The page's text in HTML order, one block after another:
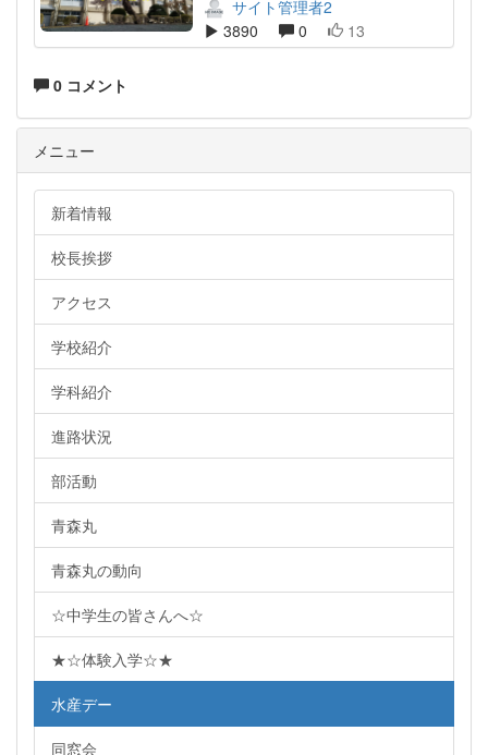
サイト管理者2
3890
0 13
0 コメント
メニュー
新着情報
校長挨拶
アクセス
学校紹介
学科紹介
進路状況
部活動
青森丸
青森丸の動向
☆中学生の皆さんへ☆
★☆体験入学☆★
水産デー
同窓会